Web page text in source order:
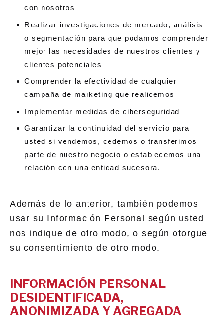
con nosotros
Realizar investigaciones de mercado, análisis
o segmentación para que podamos comprender
mejor las necesidades de nuestros clientes y
clientes potenciales
Comprender la efectividad de cualquier
campaña de marketing que realicemos
Implementar medidas de ciberseguridad
Garantizar la continuidad del servicio para
usted si vendemos, cedemos o transferimos
parte de nuestro negocio o establecemos una
relación con una entidad sucesora.
Además de lo anterior, también podemos
usar su Información Personal según usted
nos indique de otro modo, o según otorgue
su consentimiento de otro modo.
INFORMACIÓN PERSONAL
DESIDENTIFICADA,
ANONIMIZADA Y AGREGADA